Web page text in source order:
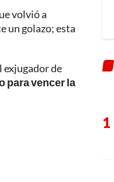
volvió a
un golazo; esta
exjugador de
para vencer la